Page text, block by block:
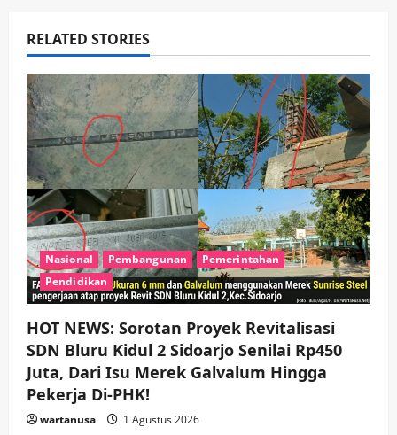
i
g
a
t
i
o
n
RELATED STORIES
Nasional Pembangunan
Pemerintahan
Pendidikan
HOT NEWS: Sorotan Proyek Revitalisasi
SDN Bluru Kidul 2 Sidoarjo Senilai Rp450
Juta, Dari Isu Merek Galvalum Hingga
Pekerja Di-PHK!
wartanusa 1 Agustus 2026